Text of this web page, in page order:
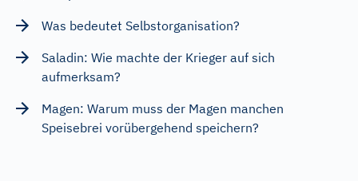
Was bedeutet Selbstorganisation?
Saladin: Wie machte der Krieger auf sich
aufmerksam?
Magen: Warum muss der Magen manchen
Speisebrei vorübergehend speichern?